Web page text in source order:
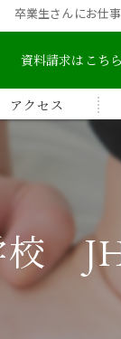
卒業生さんにお仕
資料請求はこちら
アクセス
宇城市三角地区
城市松橋地区
熊本南地区